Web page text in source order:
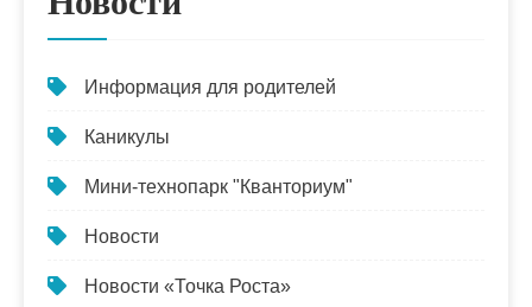
Информация для родителей
Каникулы
Мини-технопарк "Кванториум"
Новости
Новости «Точка Роста»